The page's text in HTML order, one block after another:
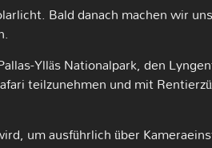
Bald danach machen wir
Ylläs Nationalpark, den
teilzunehmen und mit
um ausführlich über